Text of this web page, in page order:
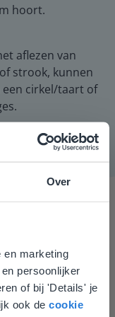
Over
en marketing
persoonlijker
of bij 'Details' je
ook de cookie
hoort.
aflezen van
strook, kunnen
cirkel/taart of
een
geldt voor het
misschien